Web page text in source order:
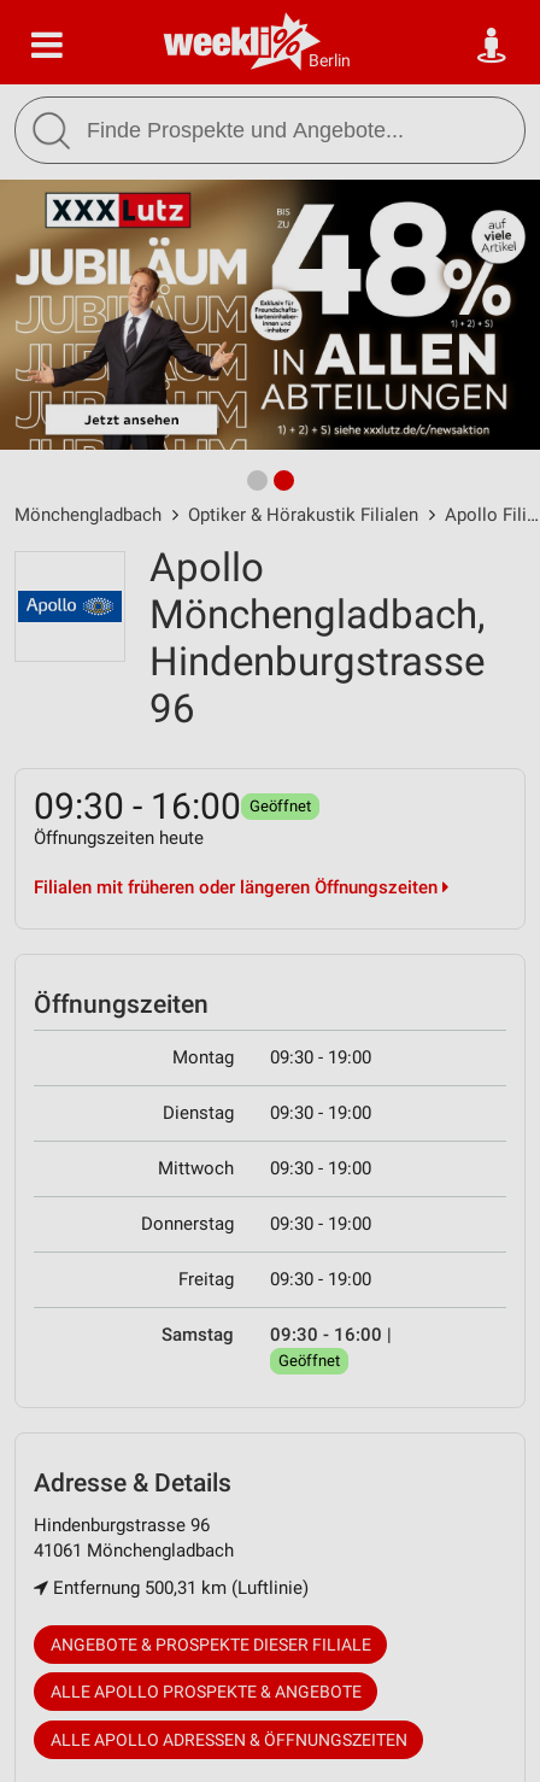
Berlin
Mönchengladbach Optiker & Hörakustik Filialen Apollo Filialen
Apollo
Mönchengladbach,
Hindenburgstrasse
96
09:30 - 16:00 Geöffnet
Öffnungszeiten heute
Filialen mit früheren oder längeren Öffnungszeiten
Öffnungszeiten
Montag 09:30 - 19:00
Dienstag 09:30 - 19:00
Mittwoch 09:30 - 19:00
Donnerstag 09:30 - 19:00
Freitag 09:30 - 19:00
Samstag 09:30 - 16:00 |
Geöffnet
Adresse & Details
Hindenburgstrasse 96
41061 Mönchengladbach
Entfernung 500,31 km (Luftlinie)
ANGEBOTE & PROSPEKTE DIESER FILIALE
ALLE APOLLO PROSPEKTE & ANGEBOTE
ALLE APOLLO ADRESSEN & ÖFFNUNGSZEITEN